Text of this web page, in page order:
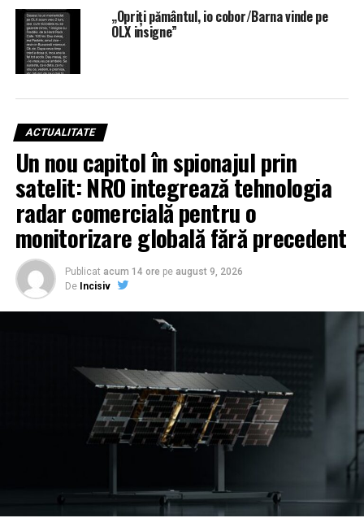
„Opriți pământul, io cobor/Barna vinde pe
OLX insigne”
ACTUALITATE
Un nou capitol în spionajul prin
satelit: NRO integrează tehnologia
radar comercială pentru o
monitorizare globală fără precedent
Publicat acum 14 ore pe august 9, 2026
De Incisiv